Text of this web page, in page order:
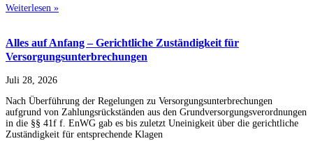
Weiterlesen »
Alles auf Anfang – Gerichtliche Zuständigkeit für
Versorgungsunterbrechungen
Juli 28, 2026
Nach Überführung der Regelungen zu Versorgungsunterbrechungen
aufgrund von Zahlungsrückständen aus den Grundversorgungsverordnungen
in die §§ 41f f. EnWG gab es bis zuletzt Uneinigkeit über die gerichtliche
Zuständigkeit für entsprechende Klagen